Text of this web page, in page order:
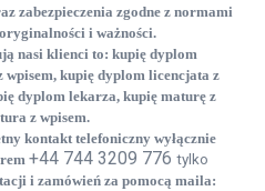
zabezpieczenia zgodne z normami
i ważności.
nasi klienci to: kupię dyplom
wpisem, kupię dyplom licencjata z
dyplom lekarza, kupię maturę z
z wpisem.
kontakt telefoniczny wyłącznie
+44 744 3209 776 tylko
i zamówień za pomocą maila: